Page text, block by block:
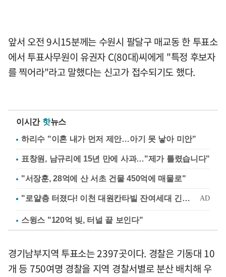
앞서 오전 9시15분께는 수원시 팔달구 매교동 한 투표소
에서 투표사무원이 유권자 C(80대)씨에게 "특정 후보자
를 찍어라"라고 말했다는 신고가 접수되기도 했다.
이시간 핫뉴스
하리수 "이혼 내가 먼저 제안…아기 못 낳아 미안"
표창원, 남규리에 15년 만에 사과…"제가 틀렸습니다"
"서장훈, 28억에 산 서초 건물 450억에 매물로"
스윙스 "120억 빚, 터널 끝 보인다"
경기남부지역 투표소는 2397곳이다. 경찰은 기동대 10
개 등 750여명 경찰을 지역 경찰서별로 분산 배치해 우